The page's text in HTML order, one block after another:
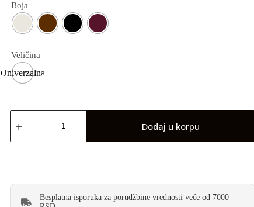
Boja
Veličina
Univerzalna
Dodaj u korpu
Besplatna isporuka za porudžbine vrednosti veće od 7000